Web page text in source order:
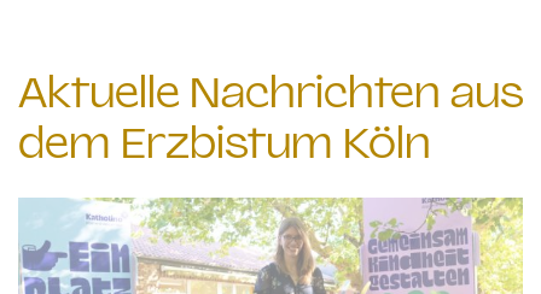
Aktuelle Nachrichten aus
dem Erzbistum Köln